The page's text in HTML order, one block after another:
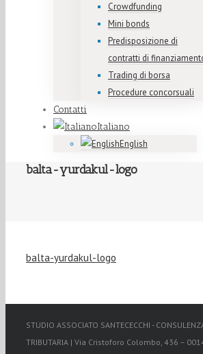
Crowdfunding
Mini bonds
Predisposizione di
contratti di
Trading di borsa
Procedure concorsuali
Contatti
Italiano
English
balta-yurdakul-logo
balta-yurdakul-logo
STUDIO ASSOCIATO SANTECECCHI -
TRIBUTARIA | Via Cristoforo Colombo, 436 –